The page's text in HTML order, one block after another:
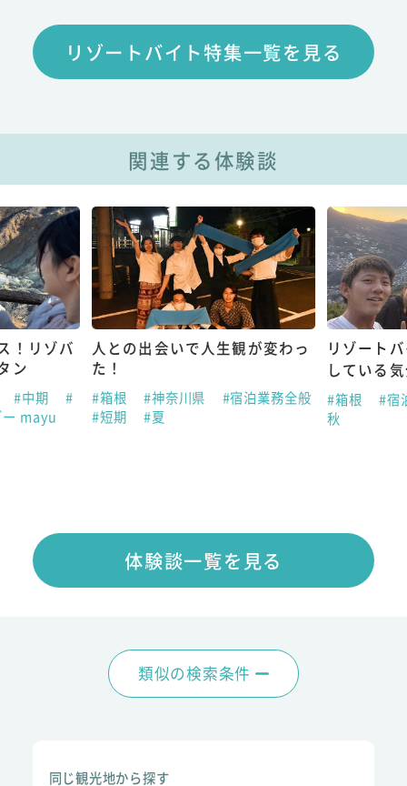
リゾートバイト特集一覧を見る
関連する体験談
！リゾバ
ン
#中期
#
ー mayu
人との出会いで人生観が変わっ
た！
#箱根 #神奈川県
#宿泊業務全般
#短期
#夏
リゾート
している
#箱根
#宿
秋
体験談一覧を見る
類似の検索条件
同じ観光地から探す